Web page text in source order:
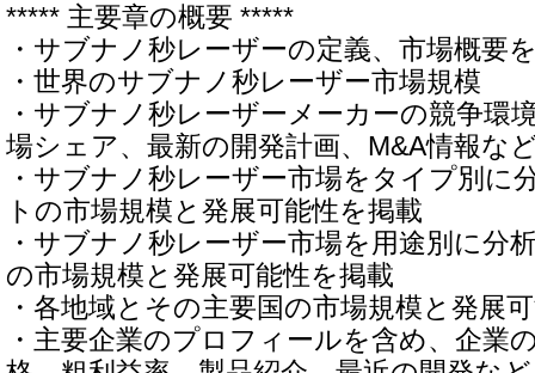
***** 主要章の概要 *****
・サブナノ秒レーザーの定義、市場概要
・世界のサブナノ秒レーザー市場規模
・サブナノ秒レーザーメーカーの競争環
場シェア、最新の開発計画、M&A情報な
・サブナノ秒レーザー市場をタイプ別に
トの市場規模と発展可能性を掲載
・サブナノ秒レーザー市場を用途別に分
の市場規模と発展可能性を掲載
・各地域とその主要国の市場規模と発展
・主要企業のプロフィールを含め、企業